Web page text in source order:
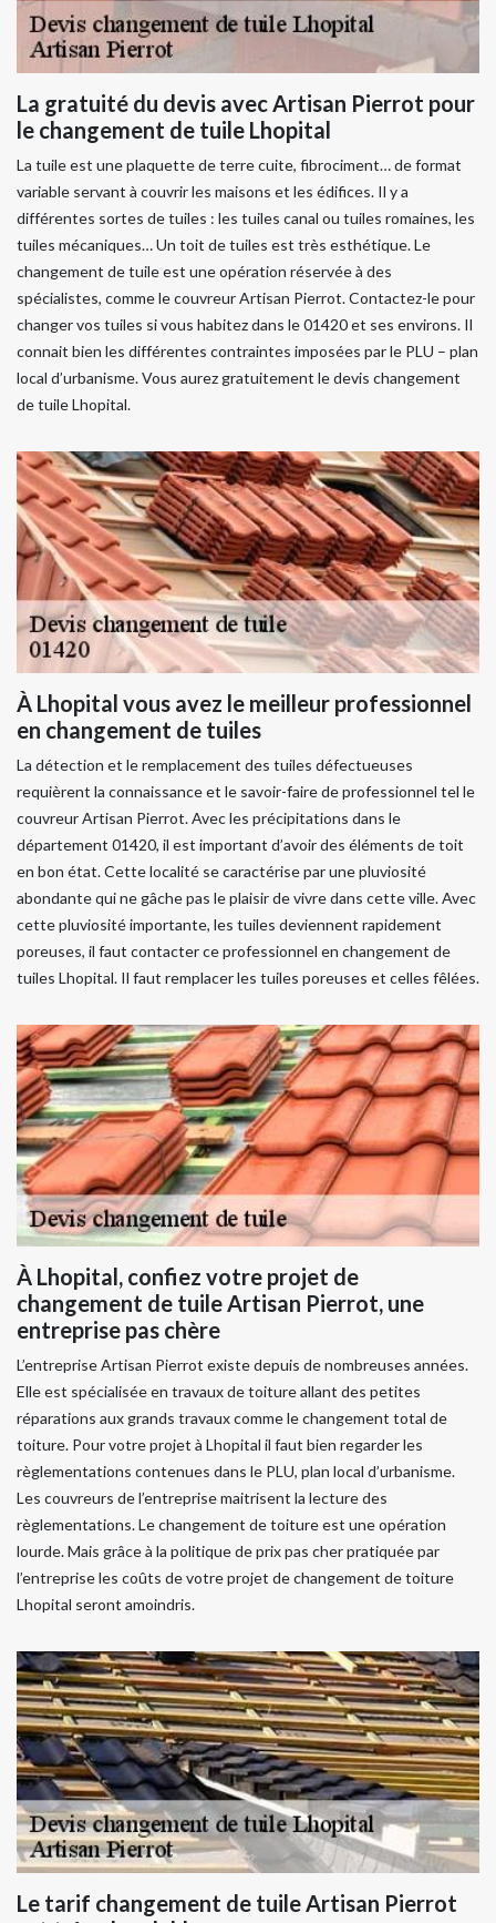
La gratuité du devis avec Artisan Pierrot pour
le changement de tuile Lhopital
La tuile est une plaquette de terre cuite, fibrociment… de format
variable servant à couvrir les maisons et les édifices. Il y a
différentes sortes de tuiles : les tuiles canal ou tuiles romaines, les
tuiles mécaniques… Un toit de tuiles est très esthétique. Le
changement de tuile est une opération réservée à des
spécialistes, comme le couvreur Artisan Pierrot. Contactez-le pour
changer vos tuiles si vous habitez dans le 01420 et ses environs. Il
connait bien les différentes contraintes imposées par le PLU – plan
local d’urbanisme. Vous aurez gratuitement le devis changement
de tuile Lhopital.
À Lhopital vous avez le meilleur professionnel
en changement de tuiles
La détection et le remplacement des tuiles défectueuses
requièrent la connaissance et le savoir-faire de professionnel tel le
couvreur Artisan Pierrot. Avec les précipitations dans le
département 01420, il est important d’avoir des éléments de toit
en bon état. Cette localité se caractérise par une pluviosité
abondante qui ne gâche pas le plaisir de vivre dans cette ville. Avec
cette pluviosité importante, les tuiles deviennent rapidement
poreuses, il faut contacter ce professionnel en changement de
tuiles Lhopital. Il faut remplacer les tuiles poreuses et celles fêlées.
À Lhopital, confiez votre projet de
changement de tuile Artisan Pierrot, une
entreprise pas chère
L’entreprise Artisan Pierrot existe depuis de nombreuses années.
Elle est spécialisée en travaux de toiture allant des petites
réparations aux grands travaux comme le changement total de
toiture. Pour votre projet à Lhopital il faut bien regarder les
règlementations contenues dans le PLU, plan local d’urbanisme.
Les couvreurs de l’entreprise maitrisent la lecture des
règlementations. Le changement de toiture est une opération
lourde. Mais grâce à la politique de prix pas cher pratiquée par
l’entreprise les coûts de votre projet de changement de toiture
Lhopital seront amoindris.
Le tarif changement de tuile Artisan Pierrot